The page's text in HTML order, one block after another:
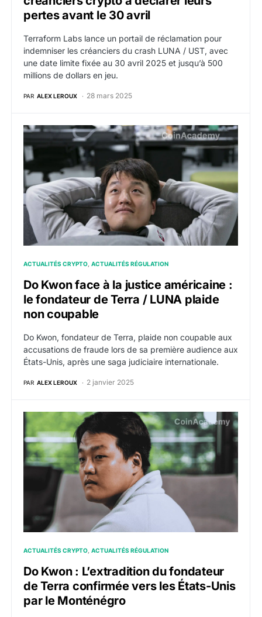
pertes avant le 30 avril
Terraform Labs lance un portail de réclamation pour
indemniser les créanciers du crash LUNA / UST, avec
une date limite fixée au 30 avril 2025 et jusqu’à 500
millions de dollars en jeu.
PAR ALEX LEROUX 28 mars 2025
Do Kwon face à la justice américaine : le fondateur
ACTUALITÉS CRYPTO ACTUALITÉS RÉGULATION
Do Kwon face à la justice américaine :
le fondateur de Terra / LUNA plaide
non coupable
Do Kwon, fondateur de Terra, plaide non coupable aux
accusations de fraude lors de sa première audience aux
États-Unis, après une saga judiciaire internationale.
PAR ALEX LEROUX 2 janvier 2025
Do Kwon : L’extradition du fondateur de Terra
ACTUALITÉS CRYPTO ACTUALITÉS RÉGULATION
Do Kwon : L’extradition du fondateur
de Terra confirmée vers les États-Unis
par le Monténégro